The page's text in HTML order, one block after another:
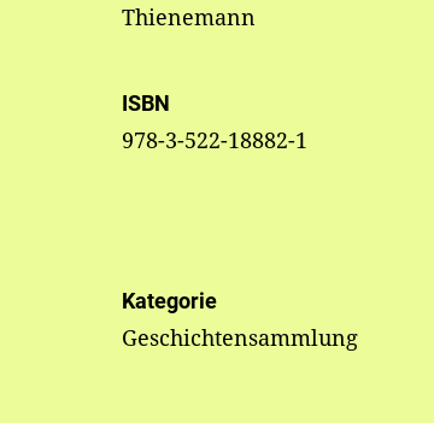
Thienemann
ISBN
978-3-522-18882-1
Kategorie
Geschichtensammlung